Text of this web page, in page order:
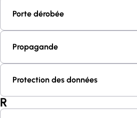
Porte dérobée
Propagande
Protection des données
R